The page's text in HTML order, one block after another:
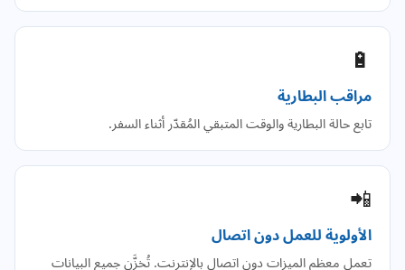
🔋
مراقب البطارية
تابع حالة البطارية والوقت المتبقي المُقدّر أثناء السفر.
📲
الأولوية للعمل دون اتصال
تعمل معظم الميزات دون اتصال بالإنترنت. تُخزَّن جميع البيانات